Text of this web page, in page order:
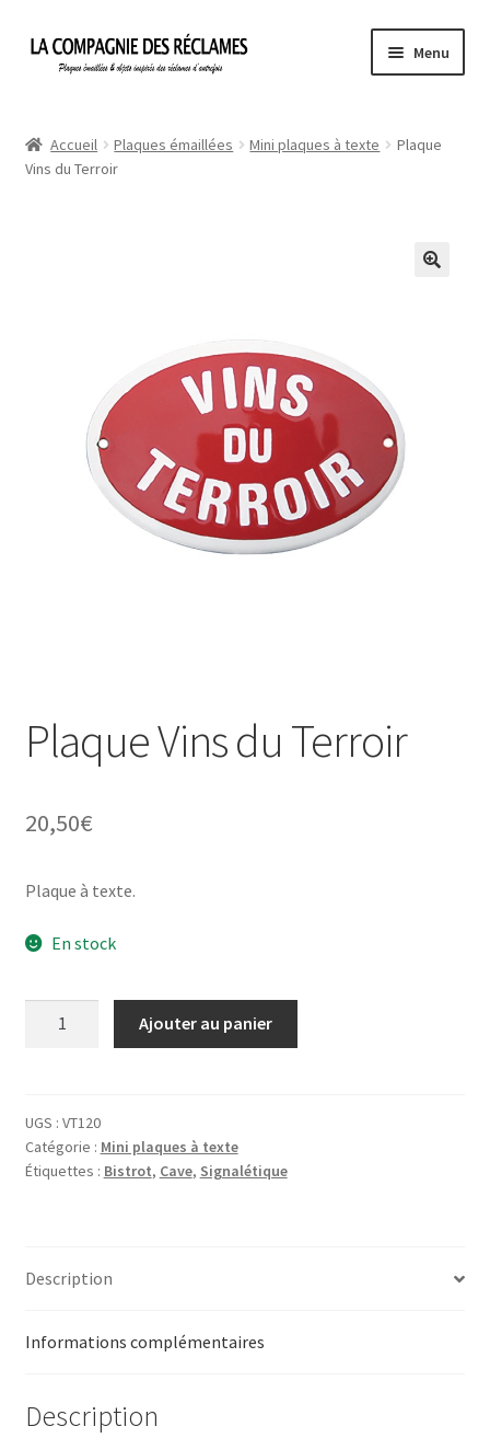
Aller
Aller
Menu
À propos de La Compagnie des Réclames
Mon Panier
Politique de confidentialité
Une histoire de plaques émaillées
Accueil Plaques émaillées Mini plaques à texte
Plaque
Vins du Terroir
Plaque Vins du Terroir
20,50€
Plaque à texte.
En stock
du
Terroir
Ajouter au panier
UGS : VT120
Catégorie : Mini plaques à texte
Étiquettes : Bistrot, Cave, Signalétique
Description
Informations complémentaires
Description